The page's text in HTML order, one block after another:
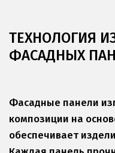
ТЕХНОЛОГИЯ
ФАСАДНЫХ
Фасадные панели
композиции на
обеспечивает